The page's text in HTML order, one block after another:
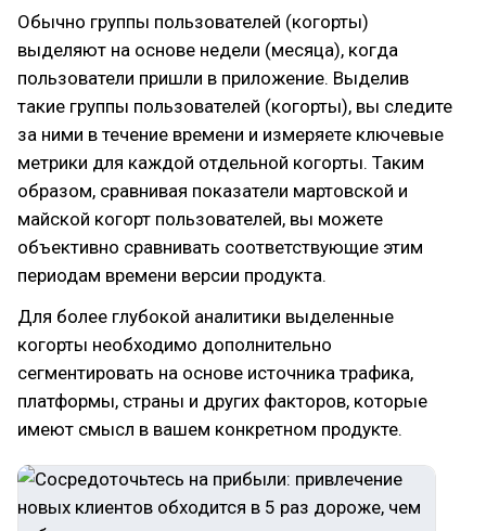
Обычно группы пользователей (когорты)
выделяют на основе недели (месяца), когда
пользователи пришли в приложение. Выделив
такие группы пользователей (когорты), вы следите
за ними в течение времени и измеряете ключевые
метрики для каждой отдельной когорты. Таким
образом, сравнивая показатели мартовской и
майской когорт пользователей, вы можете
объективно сравнивать соответствующие этим
периодам времени версии продукта.
Для более глубокой аналитики выделенные
когорты необходимо дополнительно
сегментировать на основе источника трафика,
платформы, страны и других факторов, которые
имеют смысл в вашем конкретном продукте.